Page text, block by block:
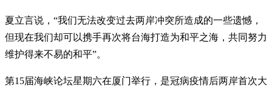
夏立言说，“我们无法改变过去两岸冲突所造成的一些遗憾，
但现在我们却可以携手再次将台海打造为和平之海，共同努力
维护得来不易的和平”。
第15届海峡论坛星期六在厦门举行，是冠病疫情后两岸首次大